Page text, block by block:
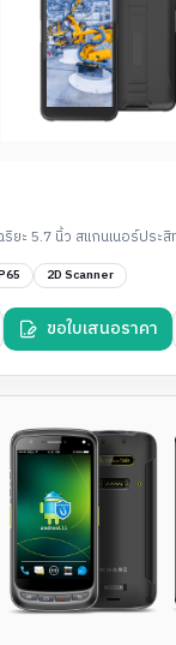
ยะ 5.7 นิ้ว สแกนเนอร์ประ
2D Scanner
ขอใบเสนอราคา